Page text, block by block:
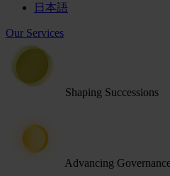
日本語
Our Services
Shaping Successions
Advancing